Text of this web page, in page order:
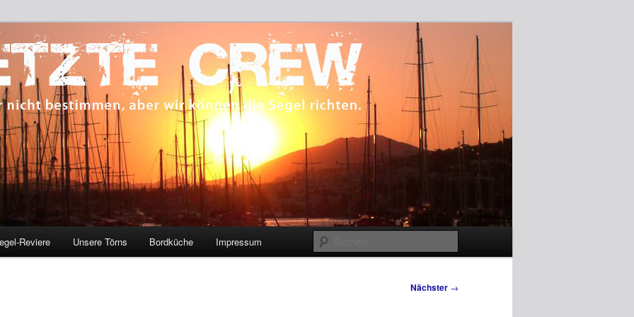
bestimmen, aber wir können die Segel richten.
Reviere Unsere Törns Bordküche Impressum
Nächster →